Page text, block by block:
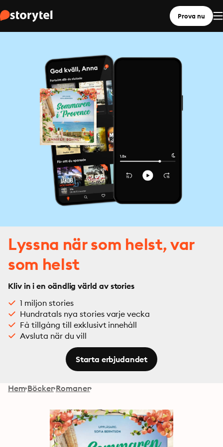
Prova nu
Lyssna när som helst, var
som helst
Kliv in i en oändlig värld av stories
1 miljon stories
Hundratals nya stories varje vecka
Få tillgång till exklusivt innehåll
Avsluta när du vill
Starta erbjudandet
Hem Böcker Romaner